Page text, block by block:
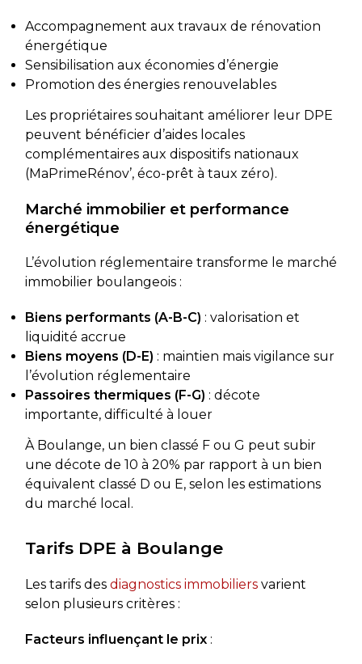
Accompagnement aux travaux de rénovation
énergétique
Sensibilisation aux économies d’énergie
Promotion des énergies renouvelables
Les propriétaires souhaitant améliorer leur DPE
peuvent bénéficier d’aides locales
complémentaires aux dispositifs nationaux
(MaPrimeRénov’, éco-prêt à taux zéro).
Marché immobilier et performance
énergétique
L’évolution réglementaire transforme le marché
immobilier boulangeois :
Biens performants (A-B-C) : valorisation et
liquidité accrue
Biens moyens (D-E) : maintien mais vigilance sur
l’évolution réglementaire
Passoires thermiques (F-G) : décote
importante, difficulté à louer
À Boulange, un bien classé F ou G peut subir
une décote de 10 à 20% par rapport à un bien
équivalent classé D ou E, selon les estimations
du marché local.
Tarifs DPE à Boulange
Les tarifs des diagnostics immobiliersvarient
selon plusieurs critères :
Facteurs influençant le prix: